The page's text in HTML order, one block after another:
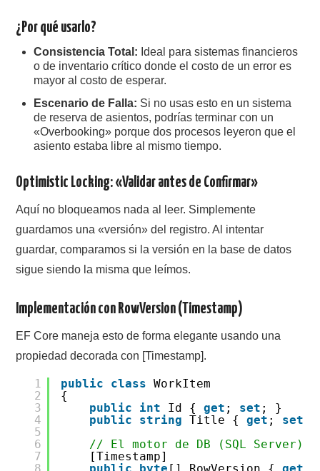
¿Por qué usarlo?
Consistencia Total: Ideal para sistemas financieros
o de inventario crítico donde el costo de un error es
mayor al costo de esperar.
Escenario de Falla: Si no usas esto en un sistema
de reserva de asientos, podrías terminar con un
«Overbooking» porque dos procesos leyeron que el
asiento estaba libre al mismo tiempo.
Optimistic Locking: «Validar antes de Confirmar»
Aquí no bloqueamos nada al leer. Simplemente
guardamos una «versión» del registro. Al intentar
guardar, comparamos si la versión en la base de datos
sigue siendo la misma que leímos.
Implementación con RowVersion (Timestamp)
EF Core maneja esto de forma elegante usando una
propiedad decorada con [Timestamp].
1
2
3
4
5
6
7
public class
WorkItem
{
public
int Id {get ; set ; }
public
string Title {get ; set
// El motor de DB (SQL Server)
[Timestamp]